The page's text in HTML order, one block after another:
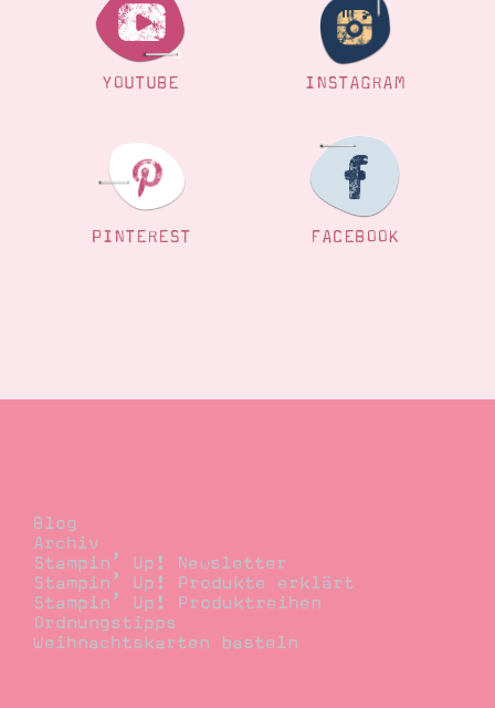
YOUTUBE INSTAGRAM
PINTEREST FACEBOOK
Blog
Archiv
Stampin’ Up! Newsletter
Stampin’ Up! Produkte erklärt
Stampin’ Up! Produktreihen
Ordnungstipps
Weihnachtskarten basteln